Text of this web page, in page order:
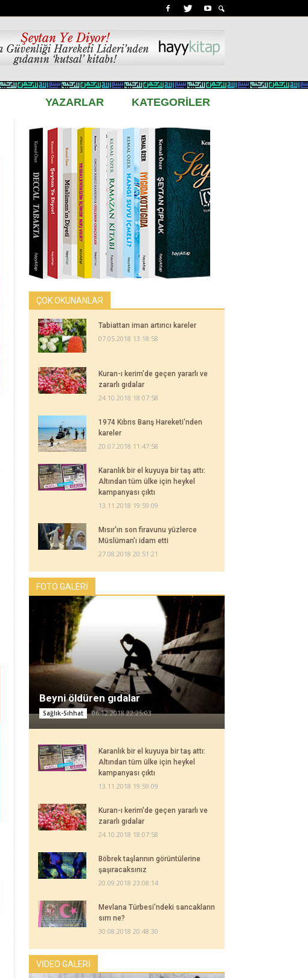
YAZARLAR KATEGORİLER
ÇOK OKUNANLAR
Tabiattan iman artırıcı kareler
07.05.2018 13:18:58
Kuran-ı kerim'de geçen yararlı ve
zararlı gıdalar
24.10.2018 18:07:58
1974 Kıbrıs Barış Hareketi'nden
kareler
20.07.2018 11:47:58
Karanlık bir el kuyuya bir taş attı:
Altından tüm ülke için heykel
kampanyası çıktı
13.11.2018 19:59:09
Mısır'ın son firavunu yüzlerce
Müslüman'ı idam etti
27.08.2018 20:51:21
FOTO GALERİ
Beyni öldüren gıdalar
Sağlık-Sıhhat 06.12.2018 22:25:03
Karanlık bir el kuyuya bir taş attı:
Altından tüm ülke için heykel
kampanyası çıktı
13.11.2018 19:59:09
Kuran-ı kerim'de geçen yararlı ve
zararlı gıdalar
24.10.2018 18:07:58
Böbrek taşlarının görüntülerine
şaşıracaksınız
20.09.2018 23:08:14
Mevlana Türbesi'ndeki sancakların
sırrı ne?
30.08.2018 20:48:30
VİDEO GALERİ